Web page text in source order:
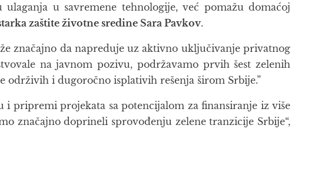
u savremene tehnologije, već pomažu domaćoj
zaštite životne sredine Sara Pavkov.
značajno da napreduje uz aktivno uključivanje privatnog
na javnom pozivu, podržavamo prvih šest zelenih
i dugoročno isplativih rešenja širom Srbije.”
pripremi projekata sa potencijalom za finansiranje iz više
značajno doprineli sprovođenju zelene tranzicije Srbije“,